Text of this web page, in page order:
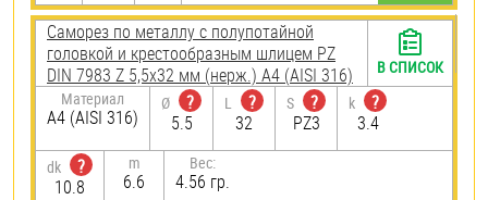
Саморез по металлу с полупотайной
головкой и крестообразным шлицем PZ
DIN 7983 Z 5,5х32 мм (нерж.) A4 (AISI 316)
Материал
A4 (AISI 316)
Ø
?
5.5
L
?
32
S
?
PZ3
k
?
3.4
dk
?
10.8
m
6.6
Вес:
4.56 гр.
В СПИСОК